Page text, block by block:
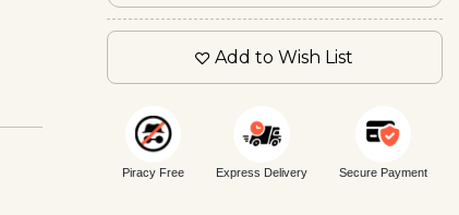
Add to Wish List
Piracy Free Express Delivery Secure Payment